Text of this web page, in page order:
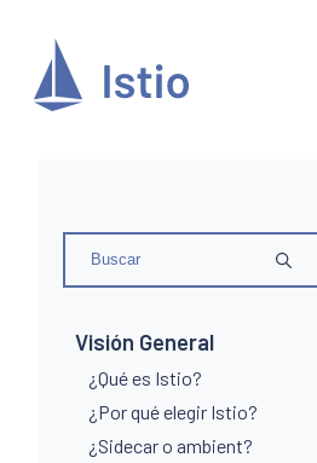
Visión General
¿Qué es Istio?
¿Por qué elegir Istio?
¿Sidecar o ambient?